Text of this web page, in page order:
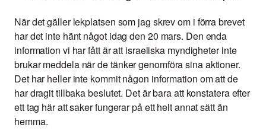
När det gäller lekplatsen som jag skrev om i förra brevet
har det inte hänt något idag den 20 mars. Den enda
information vi har fått är att israeliska myndigheter inte
brukar meddela när de tänker genomföra sina aktioner.
Det har heller inte kommit någon information om att de
har dragit tillbaka beslutet. Det är bara att konstatera efter
ett tag här att saker fungerar på ett helt annat sätt än
hemma.